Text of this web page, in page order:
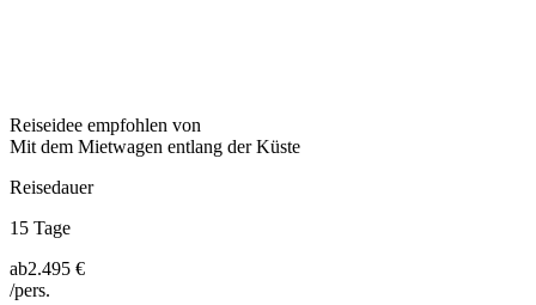
Reiseidee empfohlen von
Mit dem Mietwagen entlang der Küste
Reisedauer
15 Tage
ab2.495 €
/pers.